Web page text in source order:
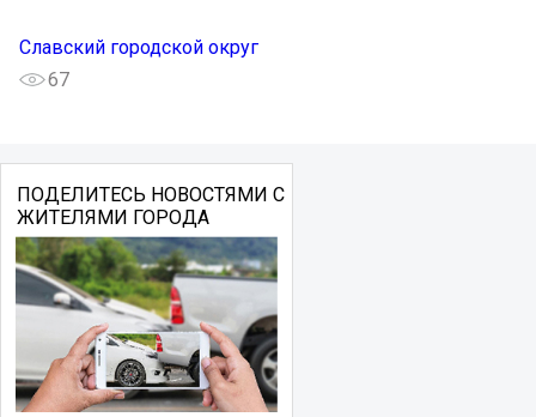
Славский городской округ
67
ПОДЕЛИТЕСЬ НОВОСТЯМИ С
ЖИТЕЛЯМИ ГОРОДА